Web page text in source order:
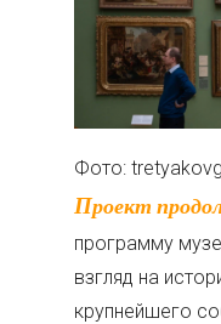
Фото:
Проект продолжает юбилейную
программу
взгляд на
крупнейшего